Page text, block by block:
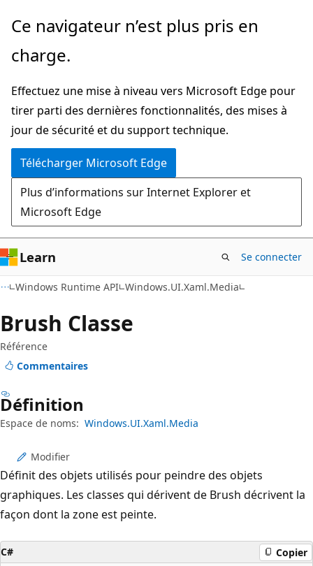
Passer
directement
au
principal
Passer
la
dans
la
page
Ce navigateur n’est plus pris en
charge.
Effectuez une mise à niveau vers Microsoft Edge pour
tirer parti des dernières fonctionnalités, des mises à
jour de sécurité et du support technique.
Télécharger Microsoft Edge
Plus d’informations sur Internet Explorer et
Microsoft Edge
Learn Se connecter
Windows Runtime API Windows.UI.Xaml.Media
Brush Classe
Référence
Commentaires
Définition
Espace de noms: Windows.UI.Xaml.Media
Modifier
Définit des objets utilisés pour peindre des objets
graphiques. Les classes qui dérivent de Brush décrivent la
façon dont la zone est peinte.
C# Copier